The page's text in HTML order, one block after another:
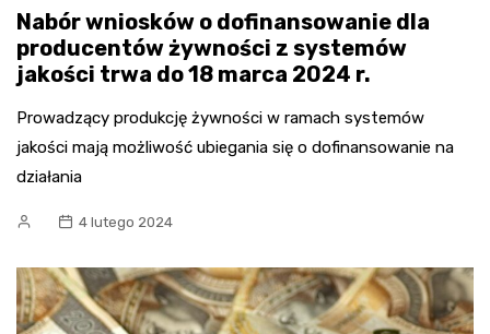
Nabór wniosków o dofinansowanie dla
producentów żywności z systemów
jakości trwa do 18 marca 2024 r.
Prowadzący produkcję żywności w ramach systemów
jakości mają możliwość ubiegania się o dofinansowanie na
działania
4 lutego 2024